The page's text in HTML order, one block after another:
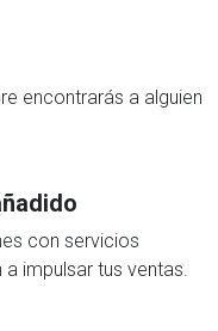
encontrarás a alguien
con servicios
impulsar tus ventas.